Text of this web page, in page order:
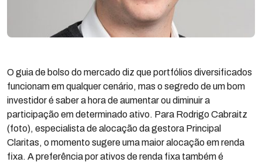
O guia de bolso do mercado diz que portfólios diversificados
funcionam em qualquer cenário, mas o segredo de um bom
investidor é saber a hora de aumentar ou diminuir a
participação em determinado ativo. Para Rodrigo Cabraitz
(foto), especialista de alocação da gestora Principal
Claritas, o momento sugere uma maior alocação em renda
fixa. A preferência por ativos de renda fixa também é